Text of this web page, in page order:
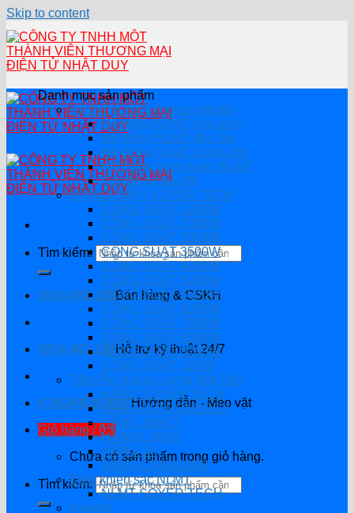
Skip to content
Tìm kiếm:
0914.482.135Bán hàng & CSKH
0914.482.135Hỗ trợ kỹ thuật 24/7
K.NGHIỆM HAYHướng dẫn - Mẹo vặt
Giỏ hàng /0₫
Chưa có sản phẩm trong giỏ hàng.
Tìm kiếm:
Danh mục sản phẩm
Hệ thống năng lượng mặt trời
Hệ thống NLMT hòa lưới
Hệ thông NLMT độc lập
Hệ thống NLMT có lưu trữ
Hệ thống bơm nước NLMT
Combo tự lắp đặt
BỘ ĐỔI ĐIỆN SOYER TECH
CÔNG SUẤT 1200W
CÔNG SUẤT 2000W
CÔNG SUẤT 3000W
CÔNG SUẤT 3500W
CÔNG SUẤT 4200W
CÔNG SUẤT 5000W
CÔNG SUẤT 5500W
CÔNG SUẤT 6200W
CÔNG SUẤT 7000W
CÔNG SUẤT 8000W
CÔNG SUẤT 8200W
CÔNG SUẤT 11KW
Tấm Pin Năng Lượng Mặt Trời
HÃNG SOYER TECH
HÃNG ASTRONERGY
HÃNG JINKO
HÃNG LONGI
HÃNG JA
HÃNG CANADIAN
Điều khiển sạc NLMT
NLMT SOYER TECH
Inverter